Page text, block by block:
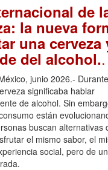
de
la nueva
una cerveza
del alcohol..
junio 2026.-
significaba hablar
de alcohol. Sin
están
buscan alternativas
el mismo sabor, el
social, pero de